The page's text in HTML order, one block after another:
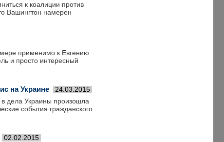
к коалиции против
Вашингтон намерен
мере применимо к Евгению
и просто интересный
на Украине 24.03.2015
дела Украины произошла
события гражданского
02.02.2015